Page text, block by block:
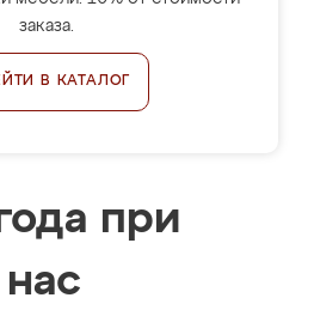
заказа.
В КАТАЛОГ
при